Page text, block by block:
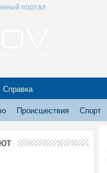
портал
Справка
Происшествия Спорт